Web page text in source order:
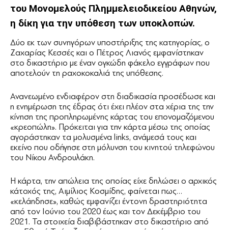
του Μονομελούς Πλημμελειοδικείου Αθηνών,
η δίκη για την υπόθεση των υποκλοπών.
Δύο εκ των συνηγόρων υποστήριξης της κατηγορίας, ο
Ζαχαρίας Κεσσές και ο Πέτρος Λιανός εμφανίστηκαν
στο δικαστήριο με έναν ογκώδη φάκελο εγγράφων που
αποτελούν τη ραχοκοκαλιά της υπόθεσης.
Ανανεωμένο ενδιαφέρον στη διαδικασία προσέδωσε και
η ενημέρωση της έδρας ότι έχει πλέον στα χέρια της την
κίνηση της προπληρωμένης κάρτας του επονομαζόμενου
«κρεοπώλη». Πρόκειται για την κάρτα μέσω της οποίας
αγοράστηκαν τα μολυσμένα links, ανάμεσά τους και
εκείνο που οδήγησε στη μόλυνση του κινητού τηλεφώνου
του Νίκου Ανδρουλάκη.
Η κάρτα, την απώλεια της οποίας είχε δηλώσει ο αρχικός
κάτοχός της, Αιμίλιος Κοσμίδης, φαίνεται πως…
«κελάηδησε», καθώς εμφανίζει έντονη δραστηριότητα
από τον Ιούνιο του 2020 έως και τον Δεκέμβριο του
2021. Τα στοιχεία διαβιβάστηκαν στο δικαστήριο από